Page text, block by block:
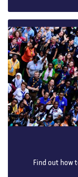
Find out